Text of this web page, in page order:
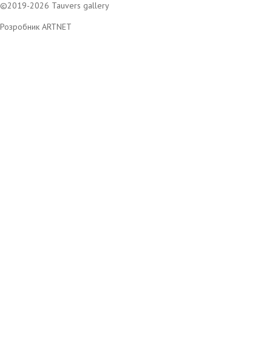
©2019-2026 Tauvers gallery
Розробник ARTNET